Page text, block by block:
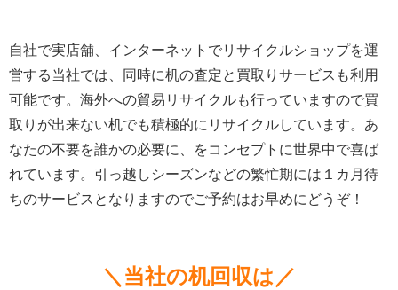
自社で実店舗、インターネットでリサイクルショップを運
営する当社では、同時に机の査定と買取りサービスも利用
可能です。海外への貿易リサイクルも行っていますので買
取りが出来ない机でも積極的にリサイクルしています。あ
なたの不要を誰かの必要に、をコンセプトに世界中で喜ば
れています。引っ越しシーズンなどの繁忙期には１カ月待
ちのサービスとなりますのでご予約はお早めにどうぞ！
＼当社の机回収は／